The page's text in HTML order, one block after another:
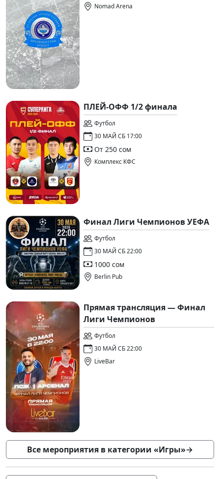
Nomad Arena
ПЛЕЙ-ОФФ 1/2 финала
Футбол
30 МАЙ СБ 17:00
От 250 сом
Комплекс КФС
Финал Лиги Чемпионов УЕФА
Футбол
30 МАЙ СБ 22:00
1000 сом
Berlin Pub
Прямая трансляция — Финал
Лиги Чемпионов
Футбол
30 МАЙ СБ 22:00
LiveBar
Все мероприятия в категории «Игры»→